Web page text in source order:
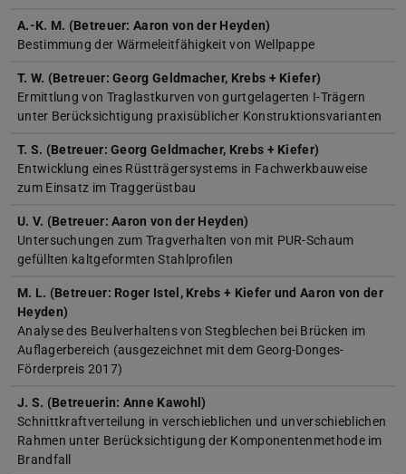
A.-K. M. (Betreuer: Aaron von der Heyden)
Bestimmung der Wärmeleitfähigkeit von Wellpappe
T. W. (Betreuer: Georg Geldmacher, Krebs + Kiefer)
Ermittlung von Traglastkurven von gurtgelagerten I-Trägern
unter Berücksichtigung praxisüblicher Konstruktionsvarianten
T. S. (Betreuer: Georg Geldmacher, Krebs + Kiefer)
Entwicklung eines Rüstträgersystems in Fachwerkbauweise
zum Einsatz im Traggerüstbau
U. V. (Betreuer: Aaron von der Heyden)
Untersuchungen zum Tragverhalten von mit PUR-Schaum
gefüllten kaltgeformten Stahlprofilen
M. L. (Betreuer: Roger Istel, Krebs + Kiefer und Aaron von der
Heyden)
Analyse des Beulverhaltens von Stegblechen bei Brücken im
Auflagerbereich (ausgezeichnet mit dem Georg-Donges-
Förderpreis 2017)
J. S. (Betreuerin: Anne Kawohl)
Schnittkraftverteilung in verschieblichen und unverschieblichen
Rahmen unter Berücksichtigung der Komponentenmethode im
Brandfall